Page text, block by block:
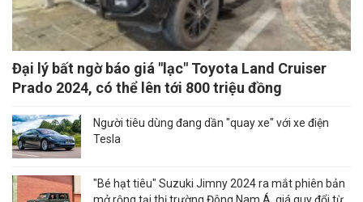
Đại lý bất ngờ báo giá "lạc" Toyota Land Cruiser
Prado 2024, có thể lên tới 800 triệu đồng
Người tiêu dùng đang dần "quay xe" với xe điện
Tesla
"Bé hạt tiêu" Suzuki Jimny 2024 ra mắt phiên bản